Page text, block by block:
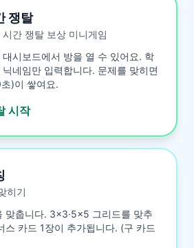
쟁탈
시간 쟁탈 보상 미니게임
시보드에서 방을 열 수 있어요. 학
네임만 입력합니다. 문제를 맞히면
)이 쌓여요.
시작
히기
맞춥니다. 3×3·5×5 그리드를 맞추
스 카드 1장이 추가됩니다. (구 카드